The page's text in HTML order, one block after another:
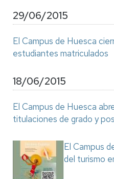
29/06/2015
El Campus de Huesca
estudiantes matriculados
18/06/2015
El Campus de Huesca
titulaciones de grado y
El Campus
del turismo